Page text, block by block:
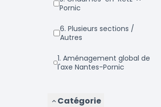
Pornic
6. Plusieurs sections /
Autres
1. Aménagement global de
l'axe Nantes-Pornic
Catégorie